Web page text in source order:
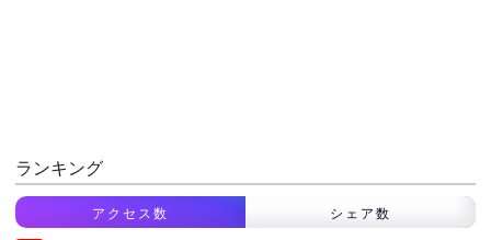
ランキング
アクセス数 シェア数